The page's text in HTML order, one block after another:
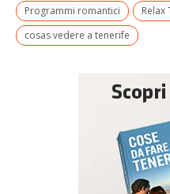
Programmi romantici
Relax
cosas vedere a tenerife